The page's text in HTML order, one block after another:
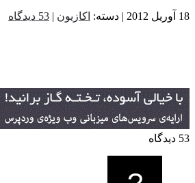
18 آوریل 2012 | دسته: اکازیون | 53 دیدگاه
53 دیدگاه